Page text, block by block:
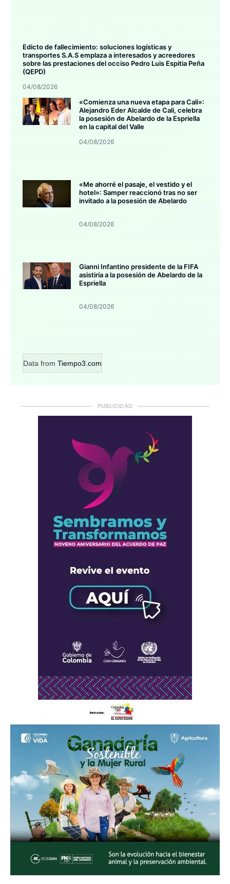
Edicto de fallecimiento: soluciones logísticas y
transportes S.A.S emplaza a interesados y acreedores
sobre las prestaciones del occiso Pedro Luis Espitia Peña
(QEPD)
04/08/2026
«Comienza una nueva etapa para Cali»:
Alejandro Eder Alcalde de Cali, celebra
la posesión de Abelardo de la Espriella
en la capital del Valle
04/08/2026
«Me ahorré el pasaje, el vestido y el
hotel»: Samper reaccionó tras no ser
invitado a la posesión de Abelardo
04/08/2026
Gianni Infantino presidente de la FIFA
asistiría a la posesión de Abelardo de la
Espriella
04/08/2026
Data from Tiempo3.com
PUBLICIDAD